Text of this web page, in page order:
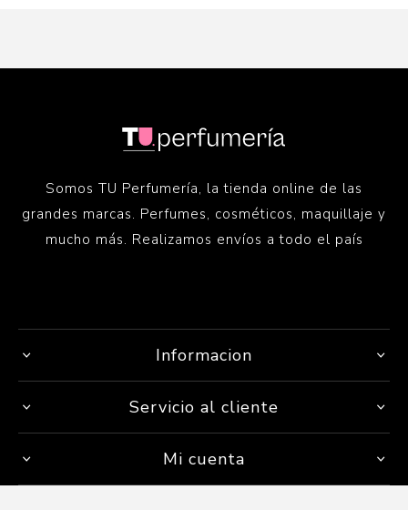
Somos TU Perfumería, la tienda online de las
grandes marcas. Perfumes, cosméticos, maquillaje y
mucho más. Realizamos envíos a todo el país
Informacion
Servicio al cliente
Mi cuenta